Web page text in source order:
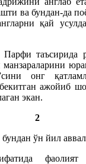
ва бундан-да
қай
таъсирида
онг
ажойиб
экан.
2
ўн йил
фаолият